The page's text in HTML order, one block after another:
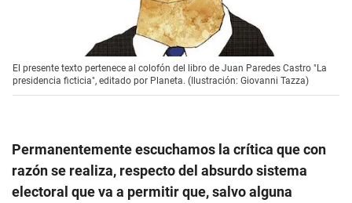
El presente texto pertenece al colofón del libro de Juan Paredes Castro "La
presidencia ficticia", editado por Planeta. (Ilustración: Giovanni Tazza)
Permanentemente escuchamos la crítica que con
razón se realiza, respecto del absurdo sistema
electoral que va a permitir que, salvo alguna